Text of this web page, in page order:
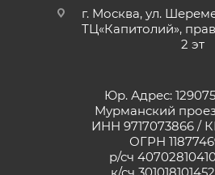
г. Москва, ул.
ТЦ«Капитолий»,
2 эт
Юр. Адрес:
Мурманский
ИНН 9717073866 /
ОГРН
р/сч